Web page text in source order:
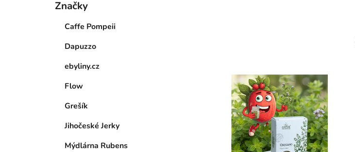
Značky
Caffe Pompeii
Dapuzzo
ebyliny.cz
Flow
Grešík
Jihočeské Jerky
Mýdlárna Rubens